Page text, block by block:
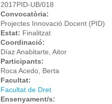
2017PID-UB/018
Convocatòria:
Projectes Innovació Docent (PID)
Estat: Finalitzat
Coordinació:
Díaz Anabitarte, Aitor
Participants:
Roca Acedo, Berta
Facultat:
Facultat de Dret
Ensenyament/s: